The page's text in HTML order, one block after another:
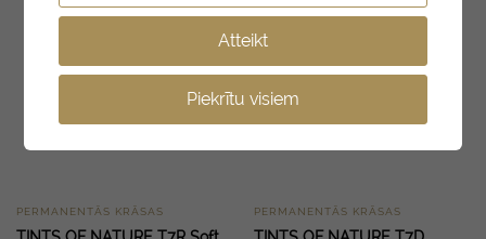
PERMANENTĀS KRĀSAS PERMANENTĀS KRĀSAS
Atteikt
Piekrītu visiem